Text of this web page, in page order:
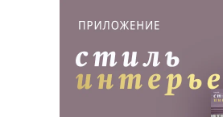
Реклама в «Ъ»